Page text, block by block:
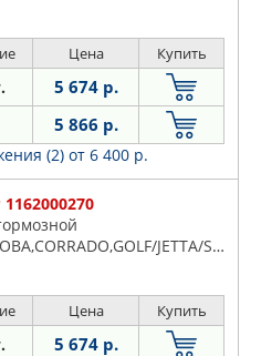
Цена Купить
5 674 р.
5 866 р.
(2) от 6 400 р.
1162000270
405,CORDOBA,CORRADO,GOLF/JETTA/SCIROCCO,IBIZA,PASSAT,TOLEDO,VENTO
Цена Купить
5 674 р.